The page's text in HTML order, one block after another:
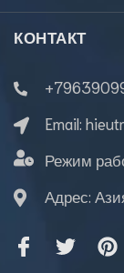
КОНТАКТ
Email:
Режим
Адрес: